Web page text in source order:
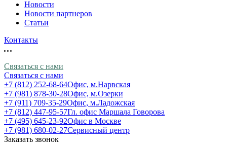
Новости
Новости партнеров
Статьи
Контакты
Связаться с нами
Связаться с нами
+7 (812) 252-68-64Офис, м.Нарвская
+7 (981) 878-30-28Офис, м.Озерки
+7 (911) 709-35-29Офис, м.Ладожская
+7 (812) 447-95-57Гл. офис Маршала Говорова
+7 (495) 645-23-92Офис в Москве
+7 (981) 680-02-27Сервисный центр
Заказать звонок